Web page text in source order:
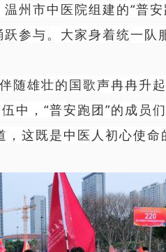
州市中医院组建的“普
参与。大家身着统一
随雄壮的国歌声冉冉升
中，“普安跑团”的成员
，这既是中医人初心使